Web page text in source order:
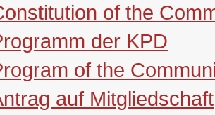
of the
der KPD
of the
auf Mitgliedschaft